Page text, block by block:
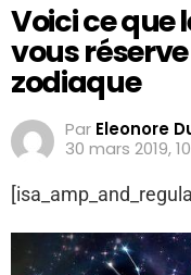
Voici ce que
vous
zodiaque
Par Eleonore
30 mars 2019,